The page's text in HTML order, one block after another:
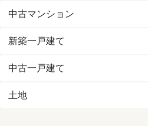
中古マンション
新築一戸建て
中古一戸建て
土地